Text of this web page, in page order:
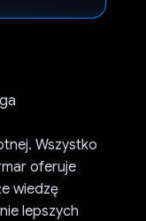
Wszystko
oferuje
wiedzę
lepszych